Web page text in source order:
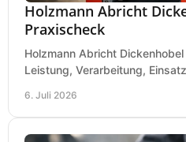
Holzmann Abricht
Praxischeck
Holzmann Abricht
Leistung, Verarbeitung,
6. Juli 2026